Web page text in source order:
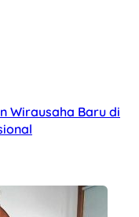
Wirausaha Baru di